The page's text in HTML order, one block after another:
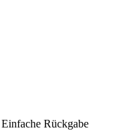
Einfache Rückgabe